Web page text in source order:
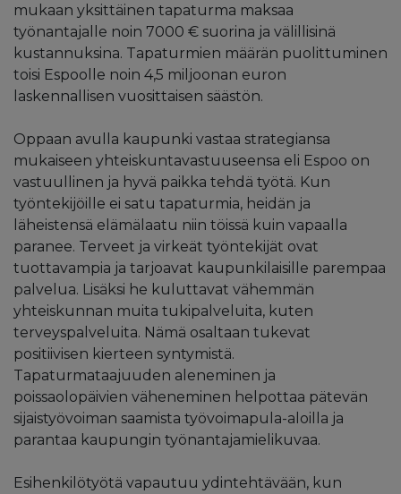
mukaan yksittäinen tapaturma maksaa
työnantajalle noin 7000 € suorina ja välillisinä
kustannuksina. Tapaturmien määrän puolittuminen
toisi Espoolle noin 4,5 miljoonan euron
laskennallisen vuosittaisen säästön.
Oppaan avulla kaupunki vastaa strategiansa
mukaiseen yhteiskuntavastuuseensa eli Espoo on
vastuullinen ja hyvä paikka tehdä työtä. Kun
työntekijöille ei satu tapaturmia, heidän ja
läheistensä elämälaatu niin töissä kuin vapaalla
paranee. Terveet ja virkeät työntekijät ovat
tuottavampia ja tarjoavat kaupunkilaisille parempaa
palvelua. Lisäksi he kuluttavat vähemmän
yhteiskunnan muita tukipalveluita, kuten
terveyspalveluita. Nämä osaltaan tukevat
positiivisen kierteen syntymistä.
Tapaturmataajuuden aleneminen ja
poissaolopäivien väheneminen helpottaa pätevän
sijaistyövoiman saamista työvoimapula-aloilla ja
parantaa kaupungin työnantajamielikuvaa.
Esihenkilötyötä vapautuu ydintehtävään, kun